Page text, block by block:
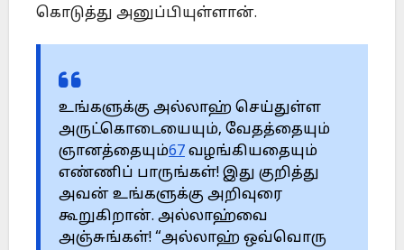
கொடுத்து அனுப்பியுள்ளான்.
உங்களுக்கு அல்லாஹ் செய்துள்ள
அருட்கொடையையும், வேதத்தையும்
ஞானத்தையும்67 வழங்கியதையும்
எண்ணிப் பாருங்கள்! இது குறித்து
அவன் உங்களுக்கு அறிவுரை
கூறுகிறான். அல்லாஹ்வை
அஞ்சுங்கள்! “அல்லாஹ் ஒவ்வொரு